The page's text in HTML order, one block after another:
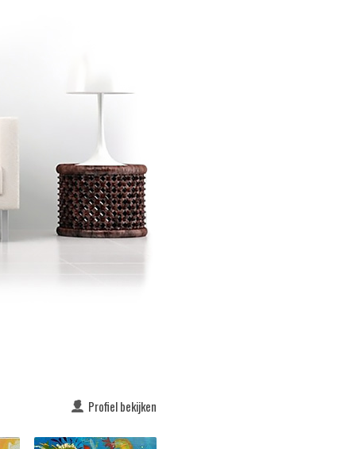
Profiel bekijken